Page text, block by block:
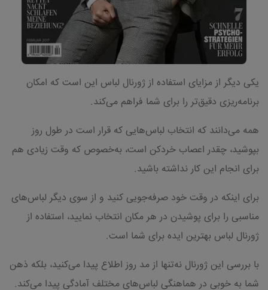
یکی دیگر از مزایای استفاده از ژورنال لباس این است که امکان
برنامه‌ریزی دقیق‌تر را برای شما فراهم می‌کند.
همه می‌دانند که انتخاب لباس‌هایی که قرار است در طول روز
بپوشید، چقدر اعصاب خردکن است، به‌خصوص که وقت زیادی هم
برای انجام این کار نداشته باشید.
برای اینکه در وقت خود صرفه‌جویی کنید و از سوی دیگر لباس‌های
مناسبی را برای پوشیدن در هر مکان انتخاب نمایید، استفاده از
ژورنال لباس بهترین ایده برای شما است.
با بررسی این ژورنال نه‌تنها از مد روز اطلاع پیدا می‌کنید، بلکه ذهن
شما به خوبی در هماهنگی لباس‌های مختلف آمادگی پیدا می‌کند.